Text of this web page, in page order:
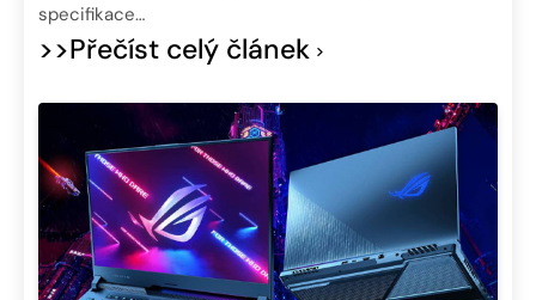
specifikace…
>>Přečíst celý článek